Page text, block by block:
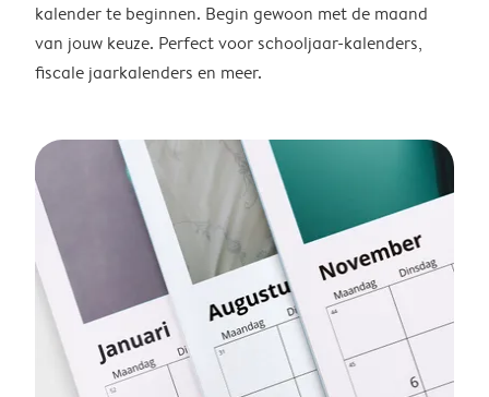
kalender te beginnen. Begin gewoon met de maand
van jouw keuze. Perfect voor schooljaar-kalenders,
fiscale jaarkalenders en meer.